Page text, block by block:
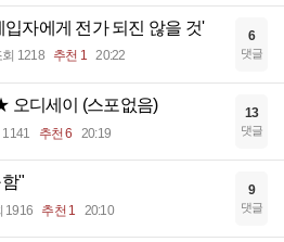
입자에게 전가 되진 않을 것'
회 1218 추천 1 20:22
6
댓글
디세이 (스포없음)
추천 6 20:19
13
댓글
"
1916 추천 1 20:10
9
댓글